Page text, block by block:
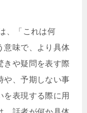
、「これは何
意味で、より具体
きや疑問を表す際
や、予期しない事
を表現する際に用